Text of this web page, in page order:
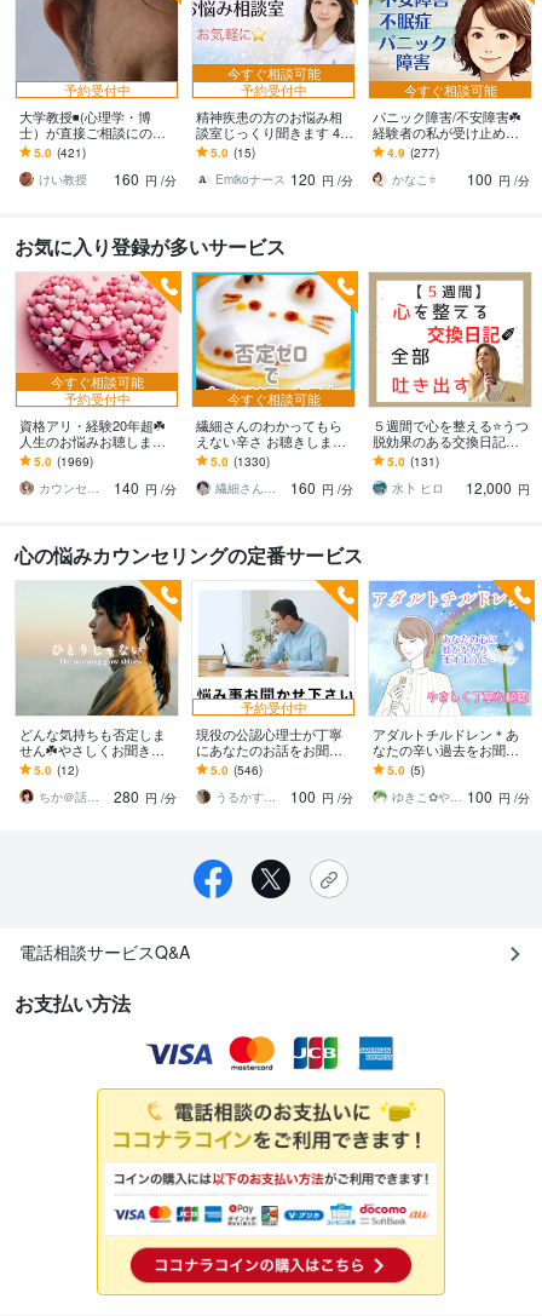
予約受付中
大学教授◾️(心理学・博
士）が直接ご相談にのり
ます 学生さんが、心理学
の先生に恋愛相談するよ
うなお気軽さでどうぞ
5.0 (421)
けい教授
160 円 /分
今すぐ相談可能
予約受付中
精神疾患の方のお悩み相
談室じっくり聞きます 48
時間以内にあなただけの
Word資料を無料でお届け
します
5.0 (15)
Emikoナース 120 円 /分
今すぐ相談可能
パニック障害/不安障害☘️
経験者の私が受け止めま
す これってパニック障
害？様々な対処法、あな
たと一緒に考えます
4.9 (277)
かなこ⭐️
100 円 /分
お気に入り登録が多いサービス
今すぐ相談可能
予約受付中
資格アリ・経験20年超☘️
人生のお悩みお聴します
鬱・HSP・介護障害・毒
親・恋愛・仕事・育児・
占い依存etc
5.0 (1969)
カウンセリング事務所☘️オフィスカノン
140 円 /分
今すぐ相談可能
繊細さんのわかってもら
えない辛さ お聴きします
HSP/モヤモヤを手放す一
歩☘️自分を大切にする✨を
始めよう
5.0 (1330)
繊細さん相談室☘️野崎真礼（まひろ）
160 円 /分
５週間で心を整える⭐うつ
脱効果のある交換日記し
ます 【通常版】気持ちを
吐き出す、習慣化❗
5.0 (131)
水卜 ヒロ
12,000 円
心の悩みカウンセリングの定番サービス
どんな気持ちも否定しま
せん☘️やさしくお聞きし
ます 死にたい／消えたい
／あなたの心に寄り添い
ます☘
5.0 (12)
ちか＠話して落ち着くカウンセラー
280 円 /分
予約受付中
現役の公認心理士が丁寧
にあなたのお話をお聞き
します 日ごろの悩み事か
ら精神症状まであなたの
お話をお聞かせください
5.0 (546)
うるかす◇公認心理士◇
100 円 /分
アダルトチルドレン＊あ
なたの辛い過去をお聞き
します あなたは悪くない/
前を向いて一歩踏み出す
ために過去を昇華☆
5.0 (5)
ゆきこ✿やさしく丁寧な傾聴 100 円 /分
電話相談サービスQ&A
お支払い方法